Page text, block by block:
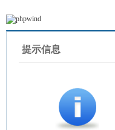
提示信息